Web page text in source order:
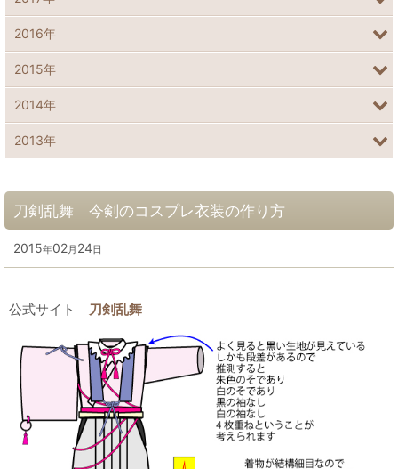
刀剣乱舞 今剣のコスプレ衣装の作り方
2015年02月 24日
公式サイト 刀剣乱舞
2016年
2015年
2014年
2013年